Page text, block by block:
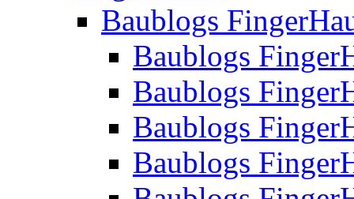
Baublogs
Baublogs
Baublogs
Baublogs
Baublogs